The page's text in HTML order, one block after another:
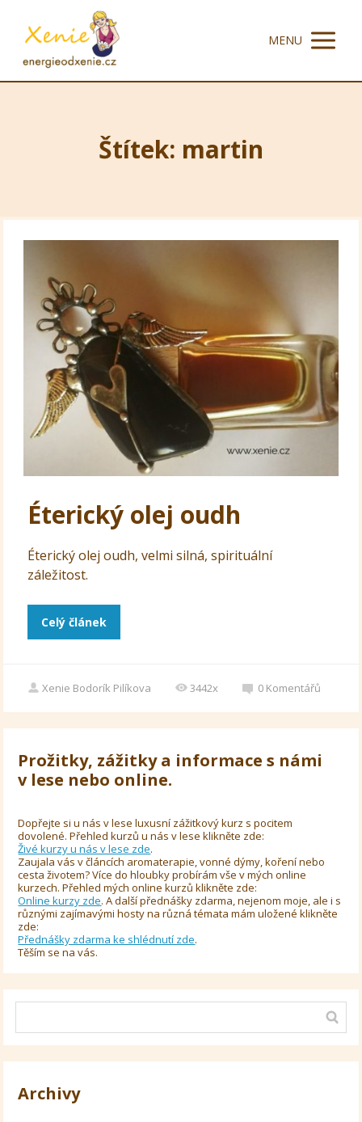
MENU
Štítek: martin
Éterický olej oudh
Éterický olej oudh, velmi silná, spirituální
záležitost.
Celý článek
Xenie Bodorík Pilíkova 3442x 0 Komentářů
Prožitky, zážitky a informace s námi
v lese nebo online.
Dopřejte si u nás v lese luxusní zážitkový kurz s pocitem
dovolené. Přehled kurzů u nás v lese klikněte zde:
Živé kurzy u nás v lese zde.
Zaujala vás v článcích aromaterapie, vonné dýmy, koření nebo
cesta životem? Více do hloubky probírám vše v mých online
kurzech. Přehled mých online kurzů klikněte zde:
Online kurzy zde. A další přednášky zdarma, nejenom moje, ale i s
různými zajímavými hosty na různá témata mám uložené klikněte
zde:
Přednášky zdarma ke shlédnutí zde.
Těším se na vás.
Archivy